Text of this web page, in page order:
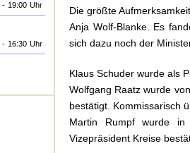
- 19:00 Uhr
- 16:30 Uhr
Die größte
Anja Wolf-Blanke. Es
sich dazu noch der
Klaus Schuder wurde als
Wolfgang Raatz wurde
bestätigt. Kommissarisch
Martin Rumpf wurde in
Vizepräsident Kreise